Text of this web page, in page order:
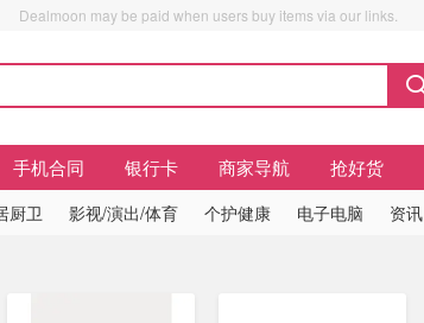
Dealmoon may be paid when users buy items via our links.
手机合同 银行卡 商家导航 抢好货
厨卫 影视/演出/体育 个护健康 电子电脑 资讯